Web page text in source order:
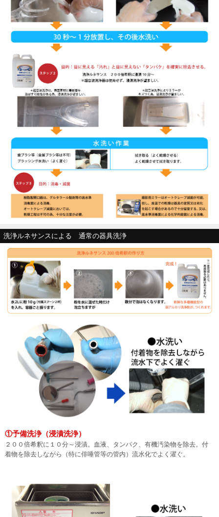
洗浄ルネサンスによる 通常の器具洗浄
①予備洗浄（浸漬洗浄）
２００倍希釈に１０分～浸漬。血液、タンパク、有機汚染物を除去。付
着物を除去しながら（特に俳唾管等の管内）流水化でよく濯ぐ。